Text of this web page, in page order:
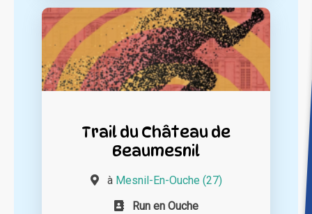
Trail du Château de
Beaumesnil
à Mesnil-En-Ouche (27)
Run en Ouche